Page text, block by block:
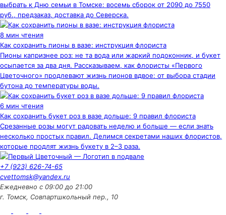
выбрать к Дню семьи в Томске: восемь сборок от 2090 до 7550
руб., предзаказ, доставка до Северска.
8 мин чтения
Как сохранить пионы в вазе: инструкция флориста
Пионы капризнее роз: не та вода или жаркий подоконник, и букет
осыпается за два дня. Рассказываем, как флористы «Первого
Цветочного» продлевают жизнь пионов вдвое: от выбора стадии
бутона до температуры воды.
6 мин чтения
Как сохранить букет роз в вазе дольше: 9 правил флориста
Срезанные розы могут радовать неделю и больше — если знать
несколько простых правил. Делимся секретами наших флористов,
которые продлят жизнь букету в 2–3 раза.
+7 (923) 626-74-65
cvettomsk@yandex.ru
Ежедневно с 09:00 до 21:00
г. Томск, Совпартшкольный пер., 10